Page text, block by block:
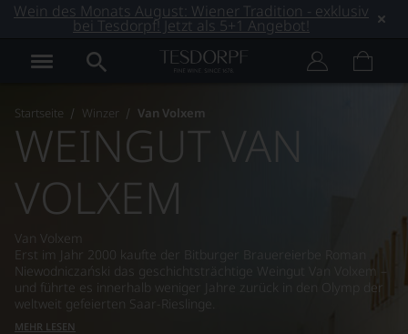
Wein des Monats August: Wiener Tradition - exklusiv
bei Tesdorpf! Jetzt als 5+1 Angebot!
Startseite Winzer Van Volxem
WEINGUT VAN
VOLXEM
Van Volxem
Erst im Jahr 2000 kaufte der Bitburger Brauereierbe Roman
Niewodniczański das geschichtsträchtige Weingut Van Volxem –
und führte es innerhalb weniger Jahre zurück in den Olymp der
weltweit gefeierten Saar-Rieslinge.
MEHR LESEN